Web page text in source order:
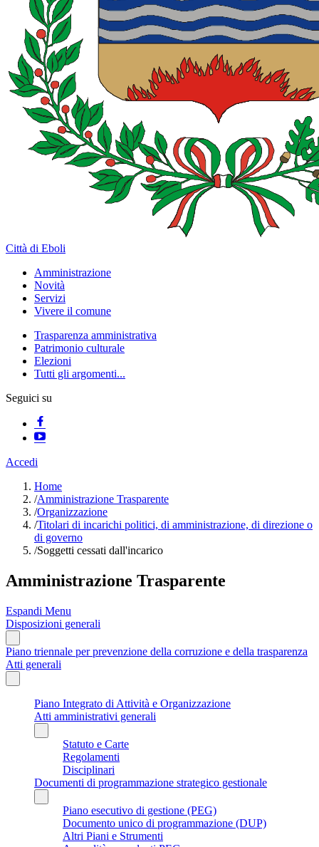
Città di Eboli
Amministrazione
Novità
Servizi
Vivere il comune
Trasparenza amministrativa
Patrimonio culturale
Elezioni
Tutti gli argomenti...
Seguici su
Accedi
Home
/Amministrazione Trasparente
/Organizzazione
/Titolari di incarichi politici, di amministrazione, di direzione o
di governo
/Soggetti cessati dall'incarico
Amministrazione Trasparente
Espandi Menu
Disposizioni generali
Piano triennale per prevenzione della corruzione e della trasparenza
Atti generali
Piano Integrato di Attività e Organizzazione
Atti amministrativi generali
Statuto e Carte
Regolamenti
Disciplinari
Documenti di programmazione strategico gestionale
Piano esecutivo di gestione (PEG)
Documento unico di programmazione (DUP)
Altri Piani e Strumenti